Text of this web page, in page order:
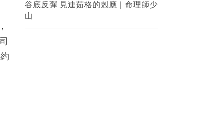
谷底反彈 見連茹格的剋應｜命理師少
山